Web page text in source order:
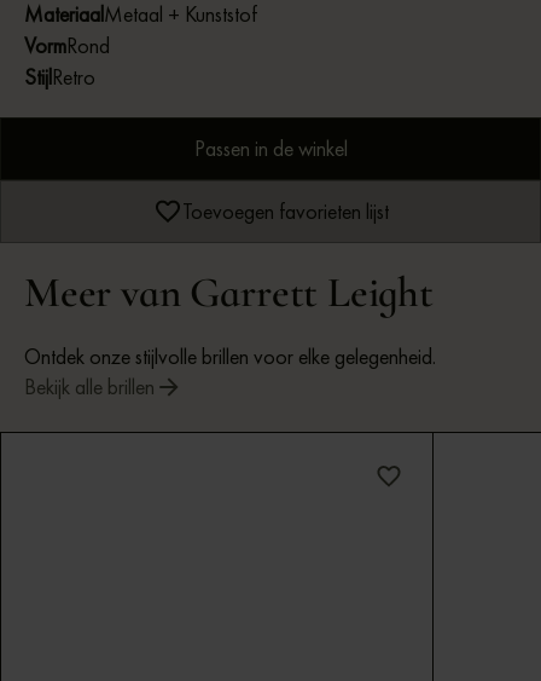
MateriaalMetaal + Kunststof
VormRond
StijlRetro
Passen in de winkel
Toevoegen favorieten lijst
Meer van Garrett Leight
Ontdek onze stijlvolle brillen voor elke gelegenheid.
Bekijk alle brillen